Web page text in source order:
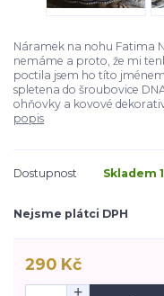
Náramek na nohu Fatima
nemáme a proto, že mi
poctila jsem ho títo
spletena do šroubovice
ohňovky a kovové
popis
Dostupnost Skladem 1
Nejsme plátci DPH
290 Kč